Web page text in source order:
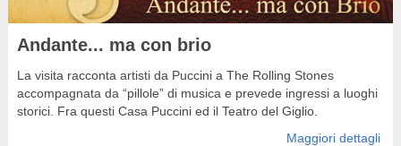
Andante... ma con brio
La visita racconta artisti da Puccini a The Rolling Stones
accompagnata da “pillole” di musica e prevede ingressi a luoghi
storici. Fra questi Casa Puccini ed il Teatro del Giglio.
Maggiori dettagli